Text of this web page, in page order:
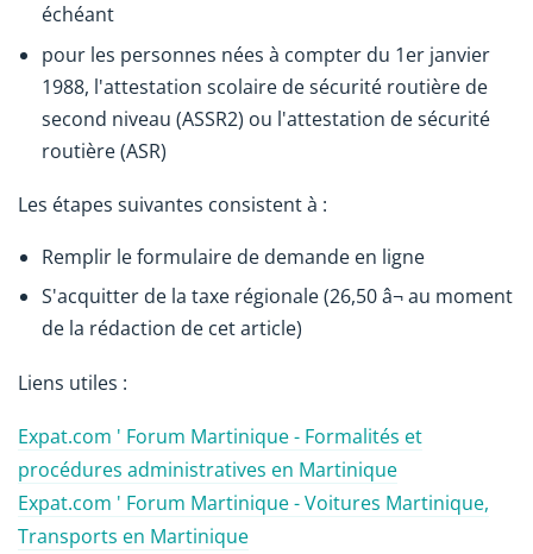
échéant
pour les personnes nées à compter du 1er janvier
1988, l'attestation scolaire de sécurité routière de
second niveau (ASSR2) ou l'attestation de sécurité
routière (ASR)
Les étapes suivantes consistent à :
Remplir le formulaire de demande en ligne
S'acquitter de la taxe régionale (26,50 â¬ au moment
de la rédaction de cet article)
Liens utiles :
Expat.com ' Forum Martinique - Formalités et
procédures administratives en Martinique
Expat.com ' Forum Martinique - Voitures Martinique,
Transports en Martinique